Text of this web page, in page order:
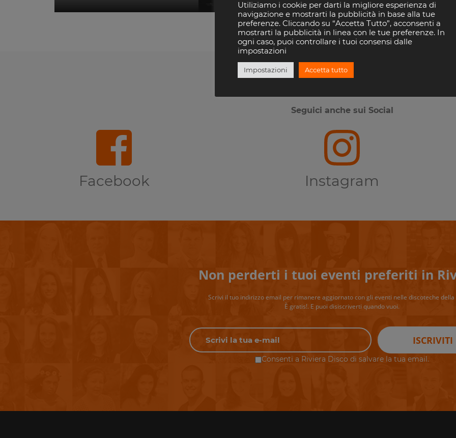
Seguici anche sui Social
Facebook Instagram
Non perderti i tuoi eventi preferiti in
Scrivi il tuo indirizzo email per rimanere aggiornato con gli eventi nelle discoteche
È gratis!. E puoi disiscriverti quando vuoi.
ISCRIVITI
Consenti a Riviera Disco di salvare la tua email.
Utiliziamo i cookie per darti la migliore esperienza di
navigazione e mostrarti la pubblicità in base alla tue
preferenze. Cliccando su “Accetta Tutto”, acconsenti a
mostrarti la pubblicità in linea con le tue preferenze. In
ogni caso, puoi controllare i tuoi consensi dalle
impostazioni
Impostazioni Accetta tutto